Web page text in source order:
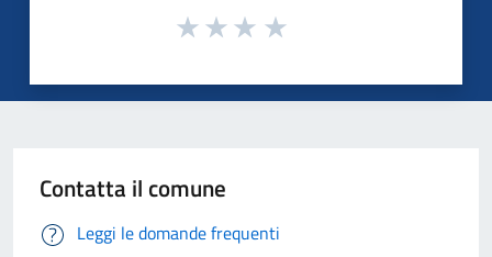
Contatta il comune
Leggi le domande frequenti